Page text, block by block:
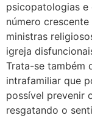
psicopatologias e
número
ministras
igreja
Trata-se também
intrafamiliar que
possível prevenir
resgatando o